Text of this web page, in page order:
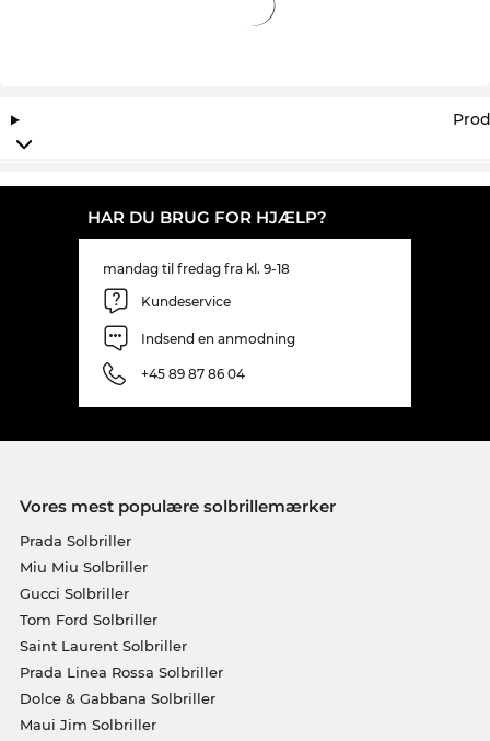
HAR DU BRUG FOR HJÆLP?
mandag til fredag fra kl. 9-18
Kundeservice
Indsend en anmodning
+45 89 87 86 04
Vores mest populære solbrillemærker
Prada Solbriller
Miu Miu Solbriller
Gucci Solbriller
Tom Ford Solbriller
Saint Laurent Solbriller
Prada Linea Rossa Solbriller
Dolce & Gabbana Solbriller
Maui Jim Solbriller